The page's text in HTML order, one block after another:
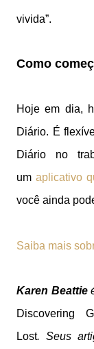
vivida”.
Como
Hoje em dia,
Diário. É
Diário no
umaplicativo
você ainda
Saiba mais
Karen Beattie
Discovering
Lost. Seus